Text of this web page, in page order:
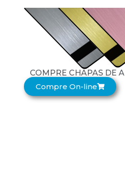
COMPRE CHAPAS DE
Compre On-line